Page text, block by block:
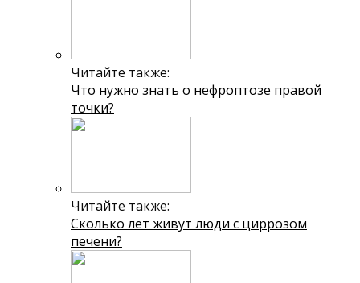
Читайте также:
Что нужно знать о нефроптозе правой
точки?
Читайте также:
Сколько лет живут люди с циррозом
печени?